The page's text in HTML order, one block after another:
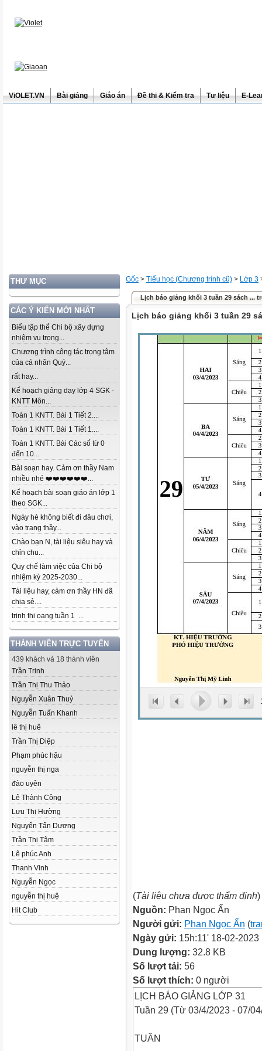
ViOLET.VN Bài giảng Giáo án Đề thi & Kiểm tra Tư liệu E-
THƯ MỤC
CÁC Ý KIẾN MỚI NHẤT
Biểu tập thể Chi bộ xây dựng
nhiệm vụ trọng...
Chương trình công tác trọng tâm
của cá nhân Quý...
rất hay...
Kế hoạch giảng dạy lớp 4 SGK -
KNTT Môn...
Toán 1 KNTT. Bài 1 Tiết 2....
Toán 1 KNTT. Bài 1 Tiết 1....
Toán 1 KNTT. Bài Các số từ 0
đến 10...
Bài soạn hay. Cảm ơn thầy Nam
nhiều nhé ❤️❤️❤️❤️❤️❤️...
Kế hoạch bài soạn giáo án lớp 1
theo SGK...
Ngày hè không biết đi đâu chơi,
vào trang thầy...
Chào bạn N, tài liệu siêu hay và
chỉn chu...
Quy chế làm việc của Chi bộ
nhiệm kỳ 2025-2030...
Tài liệu hay, cảm ơn thầy HN đã
chia sẻ....
trinh thi oang tuần 1 ...
THÀNH VIÊN TRỰC TUYẾN
439 khách và 18 thành viên
Trần Trinh
Trần Thị Thu Thảo
Nguyễn Xuân Thuỷ
Nguyễn Tuấn Khanh
lê thị huê
Trần Thị Diệp
Phạm phúc hậu
nguyễn thị nga
đào uyên
Lê Thành Công
Lưu Thị Hường
Nguyển Tấn Dương
Trần Thị Tâm
Lê phúc Anh
Thanh Vinh
Nguyễn Ngọc
nguyễn thị huệ
Hit Club
Gốc > Tiểu học (Chương trình cũ) > Lớp 3
Lịch báo giảng khối 3 tuần 29 sách ...
Lịch báo giảng khối 3 tuần 29
(Tài liệu chưa được thẩm định)
Nguồn: Phan Ngọc Ẩn
Người gửi: Phan Ngọc Ẩn (
Ngày gửi: 15h:11' 18-02-2023
Dung lượng: 32.8 KB
Số lượt tải: 56
Số lượt thích: 0 người
LỊCH BÁO GIẢNG LỚP 31
Tuần 29 (Từ 03/4/2023 - 07/
TUẦN